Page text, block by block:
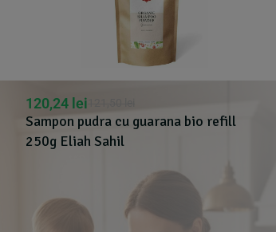
Sampon pudra cu guarana bio refill
250g Eliah Sahil
120,24 lei